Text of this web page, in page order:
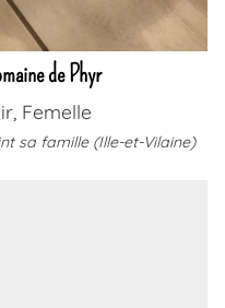
de Phyr
Femelle
sa famille (Ille-et-Vilaine)